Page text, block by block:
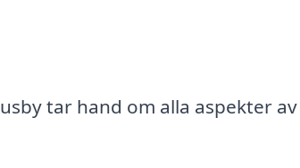
tar hand om alla aspekter